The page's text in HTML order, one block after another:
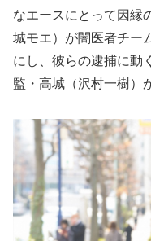
なエースにとって因縁
城モエ）が闇医者チー
にし、彼らの逮捕に動
監・高城（沢村一樹）